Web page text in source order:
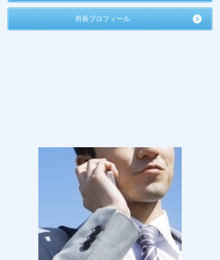
所長プロフィール